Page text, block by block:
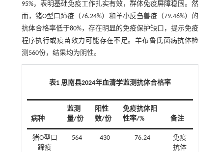
95%，表明基础免疫工作扎实有效，群体免疫屏障稳固。然
而，猪O型口蹄疫（76.24%）和羊小反刍兽疫（79.46%）的
抗体合格率低于80%，存在明显的免疫保护缺口，提示免疫
程序执行或疫苗效力可能存在不足。羊布鲁氏菌病抗体检
测560份，结果均为阴性。
表1 思南县2024年血清学监测抗体合格率
病种
监测
量/份
阳性
数/份
免疫抗体阳
性率/%
备注
猪O型口
蹄疫
564 430 76.24
免疫
抗体